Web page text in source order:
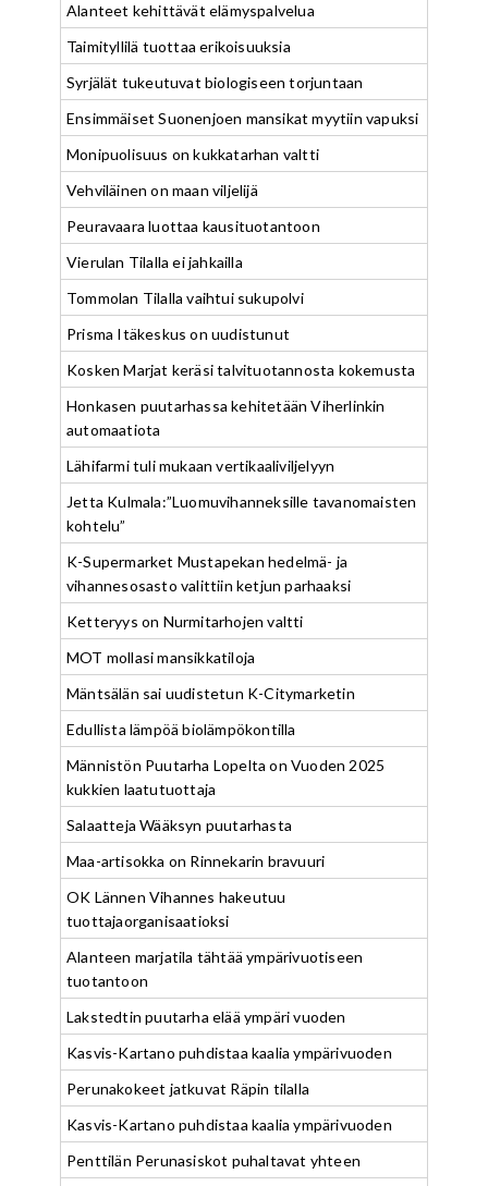
Alanteet kehittävät elämyspalvelua
Taimityllilä tuottaa erikoisuuksia
Syrjälät tukeutuvat biologiseen torjuntaan
Ensimmäiset Suonenjoen mansikat myytiin vapuksi
Monipuolisuus on kukkatarhan valtti
Vehviläinen on maan viljelijä
Peuravaara luottaa kausituotantoon
Vierulan Tilalla ei jahkailla
Tommolan Tilalla vaihtui sukupolvi
Prisma Itäkeskus on uudistunut
Kosken Marjat keräsi talvituotannosta kokemusta
Honkasen puutarhassa kehitetään Viherlinkin
automaatiota
Lähifarmi tuli mukaan vertikaaliviljelyyn
Jetta Kulmala:”Luomuvihanneksille tavanomaisten
kohtelu”
K-Supermarket Mustapekan hedelmä- ja
vihannesosasto valittiin ketjun parhaaksi
Ketteryys on Nurmitarhojen valtti
MOT mollasi mansikkatiloja
Mäntsälän sai uudistetun K-Citymarketin
Edullista lämpöä biolämpökontilla
Männistön Puutarha Lopelta on Vuoden 2025
kukkien laatutuottaja
Salaatteja Wääksyn puutarhasta
Maa-artisokka on Rinnekarin bravuuri
OK Lännen Vihannes hakeutuu
tuottajaorganisaatioksi
Alanteen marjatila tähtää ympärivuotiseen
tuotantoon
Lakstedtin puutarha elää ympäri vuoden
Kasvis-Kartano puhdistaa kaalia ympärivuoden
Perunakokeet jatkuvat Räpin tilalla
Kasvis-Kartano puhdistaa kaalia ympärivuoden
Penttilän Perunasiskot puhaltavat yhteen